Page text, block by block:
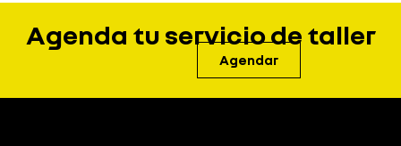
Agenda tu servicio de taller
Agendar